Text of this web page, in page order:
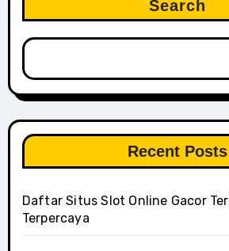
Search
Recent Posts
Daftar Situs Slot Online Gacor
Terpercaya